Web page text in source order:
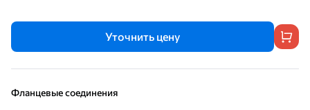
Уточнить цену
Фланцевые соединения